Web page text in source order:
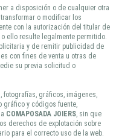
a disposición o de cualquier otra
o modificar los
con la autorización del titular de
ello resulte legalmente permitido.
y de remitir publicidad de
con fines de venta u otras de
su previa solicitud o
fotografías, gráficos, imágenes,
gráfico y códigos fuente,
COMAPOSADA JOIERS, sin que
derechos de explotación sobre
para el correcto uso de la web.